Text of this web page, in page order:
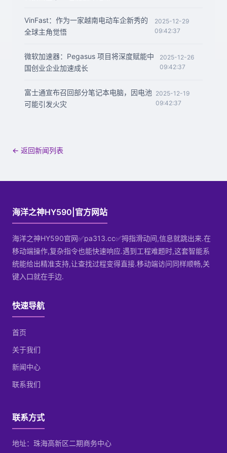
VinFast：作为一家越南电动车企新秀的
全球主角觉悟
2025-12-29
09:42:37
微软加速器：Pegasus 项目将深度赋能中
国创业企业加速成长
2025-12-26
09:42:37
富士通宣布召回部分笔记本电脑，因电池
可能引发火灾
2025-12-19
09:42:37
← 返回新闻列表
海洋之神HY590|官方网站
海洋之神HY590官网✅pa313.cc✅拇指滑动间,信息就跳出来.在
移动端操作,复杂指令也能快速响应.遇到工程难题时,这套智能系
统能给出精准支持,让查找过程变得直接.移动端访问同样顺畅,关
键入口就在手边.
快速导航
首页
关于我们
新闻中心
联系我们
联系方式
地址：珠海高新区二期商务中心